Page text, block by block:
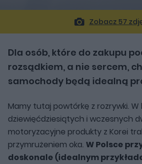
Zobacz 57
Dla osób, które do zakupu
rozsądkiem, a nie sercem,
samochody będą idealną
Mamy tutaj powtórkę z rozrywki.
dziewięćdziesiątych i wczesnych
motoryzacyjne produkty z Korei
przymrużeniem oka. W Polsce
doskonale (idealnym